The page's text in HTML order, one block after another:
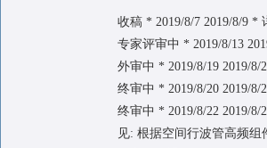
收稿 * 2019/8/7 2019/8/9 *
专家评审中 * 2019/8/13
外审中 * 2019/8/19 2019/8/
终审中 * 2019/8/20 2019/8/
终审中 * 2019/8/22 2019/
见: 根据空间行波管高频组